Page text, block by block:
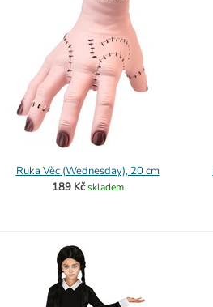
Ruka Věc (Wednesday), 20 cm
189 Kč skladem